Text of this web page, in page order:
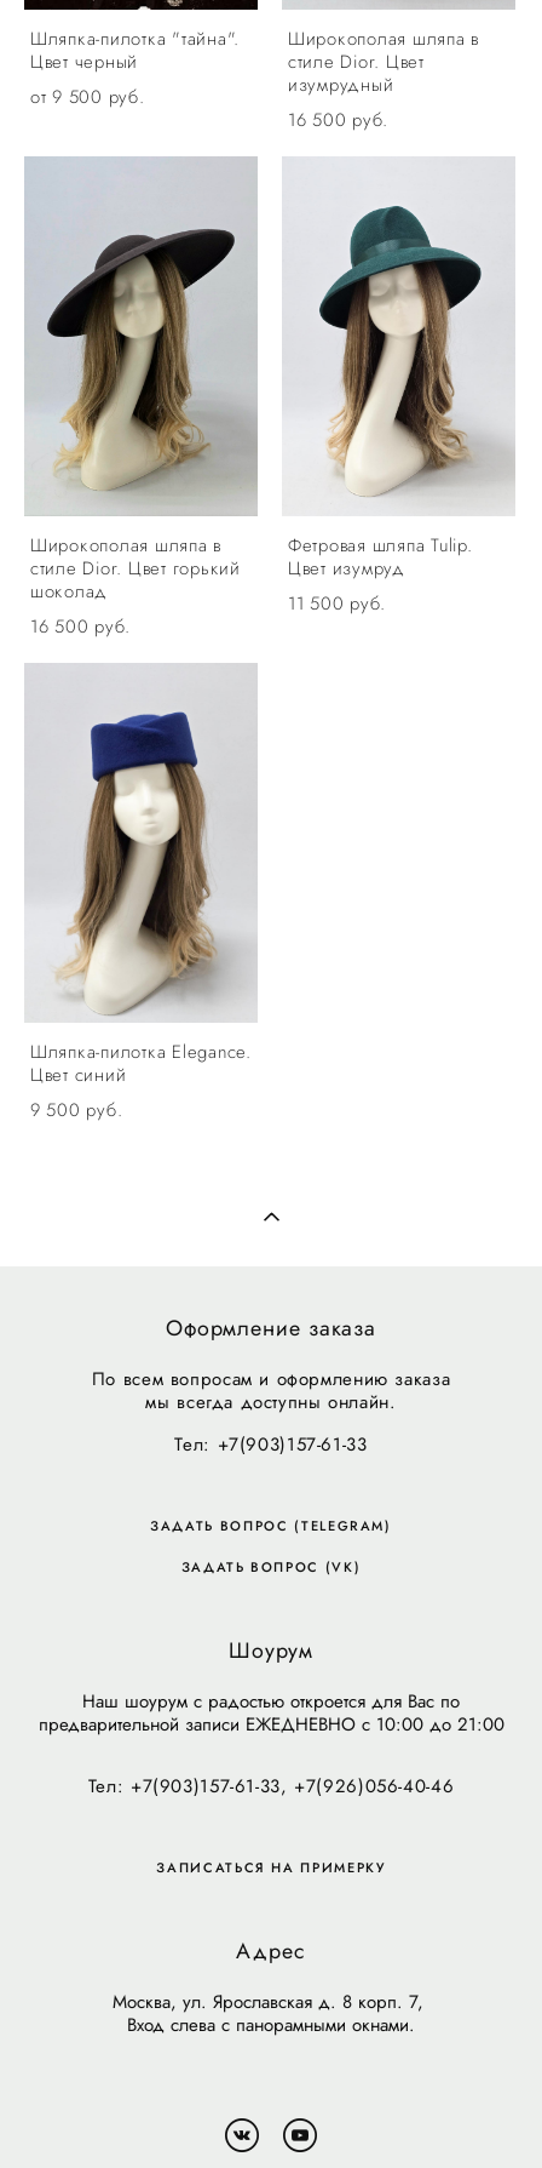
Шляпка-пилотка "тайна".
Цвет черный
от 9 500 pуб.
Широкополая шляпа в
стиле Dior. Цвет
изумрудный
16 500 pуб.
Широкополая шляпа в
стиле Dior. Цвет горький
шоколад
16 500 pуб.
Фетровая шляпа Tulip.
Цвет изумруд
11 500 pуб.
Шляпка-пилотка Elegance.
Цвет синий
9 500 pуб.
Оформление заказа
По всем вопросам и оформлению заказа
мы всегда доступны онлайн.
Тел: +7(903)157-61-33
ЗАДАТЬ ВОПРОС (TELEGRAM)
ЗАДАТЬ ВОПРОС (VK)
Шоурум
Наш шоурум с радостью откроется для Вас по
предварительной записи ЕЖЕДНЕВНО с 10:00 до 21:00
Тел: +7(903)157-61-33, +7(926)056-40-46
ЗАПИСАТЬСЯ НА ПРИМЕРКУ
Адрес
Москва, ул. Ярославская д. 8 корп. 7,
Вход слева с панорамными окнами.